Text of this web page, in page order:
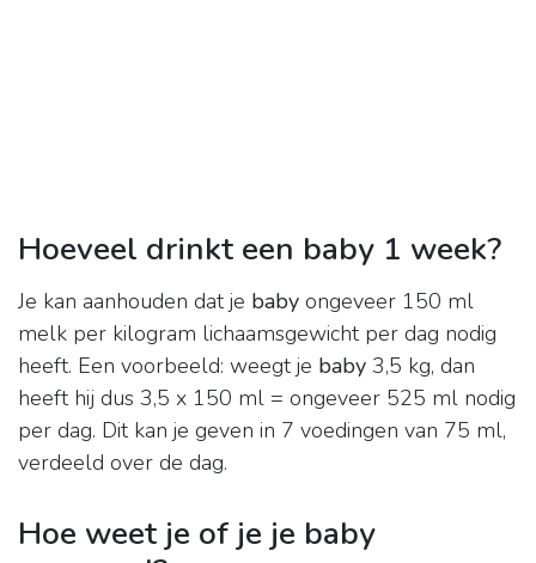
Hoeveel drinkt een baby 1 week?
Je kan aanhouden dat je baby ongeveer 150 ml
melk per kilogram lichaamsgewicht per dag nodig
heeft. Een voorbeeld: weegt je baby 3,5 kg, dan
heeft hij dus 3,5 x 150 ml = ongeveer 525 ml nodig
per dag. Dit kan je geven in 7 voedingen van 75 ml,
verdeeld over de dag.
Hoe weet je of je je baby